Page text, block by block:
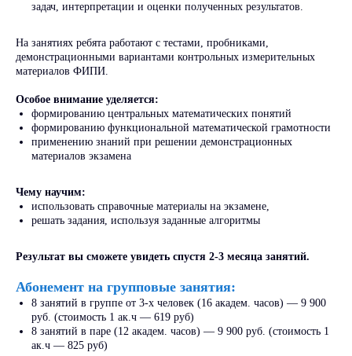
задач, интерпретации и оценки полученных результатов.
На занятиях ребята работают с тестами, пробниками,
демонстрационными вариантами контрольных измерительных
материалов ФИПИ.
Особое внимание уделяется:
формированию центральных математических понятий
формированию функциональной математической грамотности
применению знаний при решении демонстрационных
материалов экзамена
Чему научим:
использовать справочные материалы на экзамене,
решать задания, используя заданные алгоритмы
Результат вы сможете увидеть спустя 2-3 месяца занятий.
Абонемент на групповые занятия:
8 занятий в группе от 3-х человек (16 академ. часов) — 9 900
руб. (стоимость 1 ак.ч — 619 руб)
8 занятий в паре (12 академ. часов) — 9 900 руб. (стоимость 1
ак.ч — 825 руб)
У нас учиться
- 13%
Оформить
налоговый вычет
до